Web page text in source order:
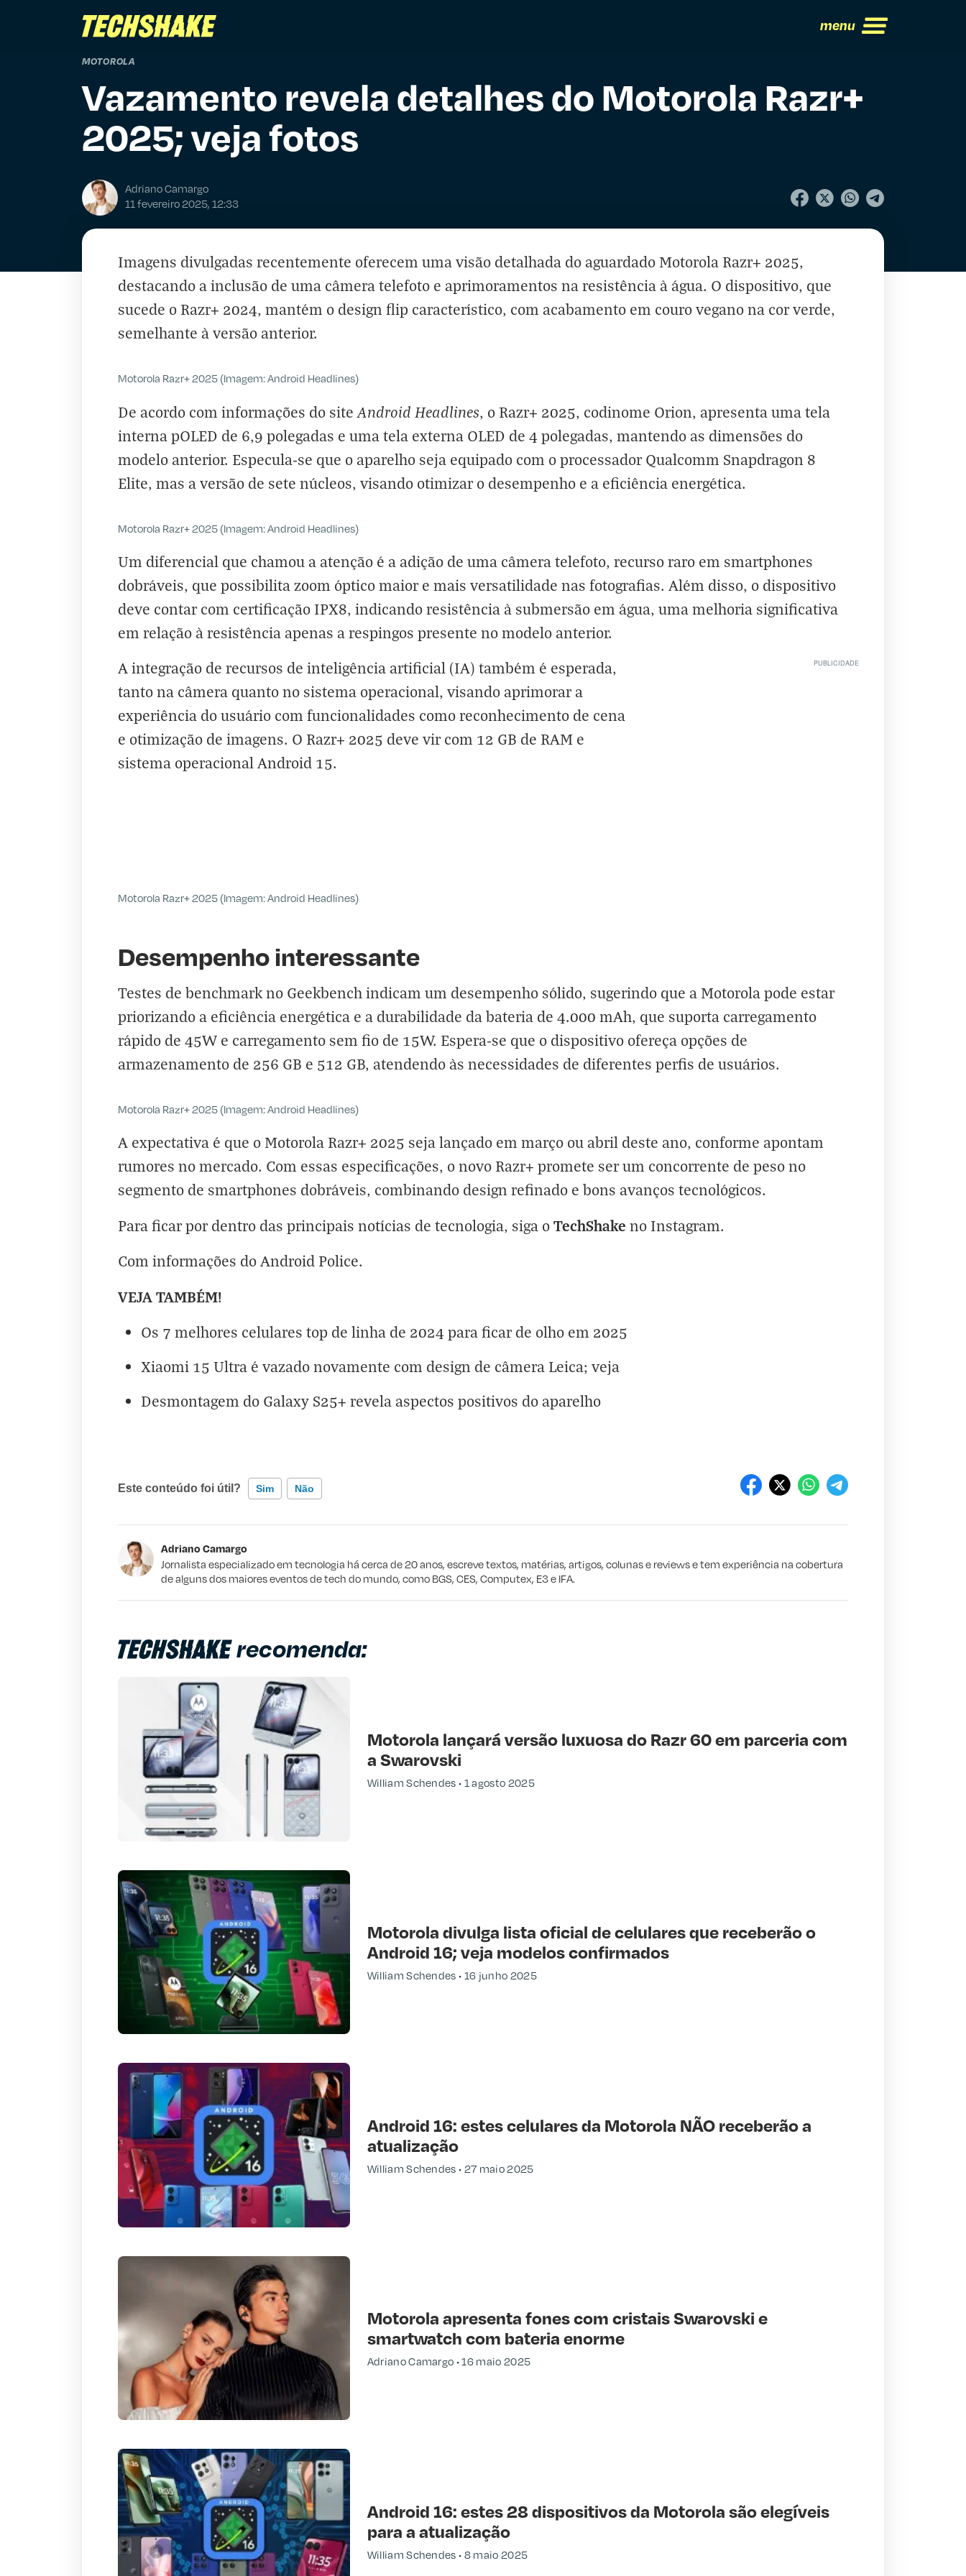
menu
MOTOROLA
Vazamento revela detalhes do Motorola Razr+
2025; veja fotos
Adriano Camargo
11 fevereiro 2025, 12:33
Imagens divulgadas recentemente oferecem uma visão detalhada do aguardado Motorola Razr+ 2025,
destacando a inclusão de uma câmera telefoto e aprimoramentos na resistência à água. O dispositivo, que
sucede o Razr+ 2024, mantém o design flip característico, com acabamento em couro vegano na cor verde,
semelhante à versão anterior.
Motorola Razr+ 2025 (Imagem: Android Headlines)
De acordo com informações do site Android Headlines, o Razr+ 2025, codinome Orion, apresenta uma tela
interna pOLED de 6,9 polegadas e uma tela externa OLED de 4 polegadas, mantendo as dimensões do
modelo anterior. Especula-se que o aparelho seja equipado com o processador Qualcomm Snapdragon 8
Elite, mas a versão de sete núcleos, visando otimizar o desempenho e a eficiência energética.
Motorola Razr+ 2025 (Imagem: Android Headlines)
Um diferencial que chamou a atenção é a adição de uma câmera telefoto, recurso raro em smartphones
dobráveis, que possibilita zoom óptico maior e mais versatilidade nas fotografias. Além disso, o dispositivo
deve contar com certificação IPX8, indicando resistência à submersão em água, uma melhoria significativa
em relação à resistência apenas a respingos presente no modelo anterior.
A integração de recursos de inteligência artificial (IA) também é esperada,
tanto na câmera quanto no sistema operacional, visando aprimorar a
experiência do usuário com funcionalidades como reconhecimento de cena
e otimização de imagens. O Razr+ 2025 deve vir com 12 GB de RAM e
sistema operacional Android 15.
Motorola Razr+ 2025 (Imagem: Android Headlines)
Desempenho interessante
Testes de benchmark no Geekbench indicam um desempenho sólido, sugerindo que a Motorola pode estar
priorizando a eficiência energética e a durabilidade da bateria de 4.000 mAh, que suporta carregamento
rápido de 45W e carregamento sem fio de 15W. Espera-se que o dispositivo ofereça opções de
armazenamento de 256 GB e 512 GB, atendendo às necessidades de diferentes perfis de usuários.
Motorola Razr+ 2025 (Imagem: Android Headlines)
A expectativa é que o Motorola Razr+ 2025 seja lançado em março ou abril deste ano, conforme apontam
rumores no mercado. Com essas especificações, o novo Razr+ promete ser um concorrente de peso no
segmento de smartphones dobráveis, combinando design refinado e bons avanços tecnológicos.
Para ficar por dentro das principais notícias de tecnologia, siga oTechShake no Instagram.
Com informações do Android Police.
VEJA TAMBÉM!
Os 7 melhores celulares top de linha de 2024 para ficar de olho em 2025
Xiaomi 15 Ultra é vazado novamente com design de câmera Leica; veja
Desmontagem do Galaxy S25+ revela aspectos positivos do aparelho
Este conteúdo foi útil? Sim Não
Este conteúdo não tem a informação que procuro
Adriano Camargo
Jornalista especializado em tecnologia há cerca de 20 anos, escreve textos, matérias, artigos, colunas e reviews e tem experiência na cobertura
de alguns dos maiores eventos de tech do mundo, como BGS, CES, Computex, E3 e IFA.
recomenda:
Motorola lançará versão luxuosa do Razr 60 em parceria com
a Swarovski
William Schendes 1 agosto 2025
Motorola divulga lista oficial de celulares que receberão o
Android 16; veja modelos confirmados
William Schendes 16 junho 2025
Android 16: estes celulares da Motorola NÃO receberão a
atualização
William Schendes 27 maio 2025
Motorola apresenta fones com cristais Swarovski e
smartwatch com bateria enorme
Adriano Camargo 16 maio 2025
Android 16: estes 28 dispositivos da Motorola são elegíveis
para a atualização
William Schendes 8 maio 2025